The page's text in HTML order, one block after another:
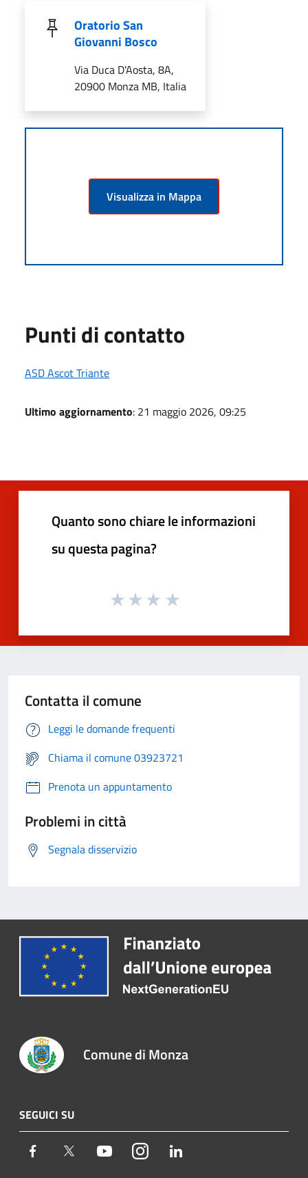
Oratorio San
Giovanni Bosco
Via Duca D'Aosta, 8A,
20900 Monza MB, Italia
Visualizza in Mappa
Punti di contatto
ASD Ascot Triante
Ultimo aggiornamento: 21 maggio 2026, 09:25
Quanto sono chiare le informazioni
su questa pagina?
Contatta il comune
Leggi le domande frequenti
Chiama il comune 03923721
Prenota un appuntamento
Problemi in città
Segnala disservizio
Comune di Monza
SEGUICI SU
Facebook Twitter YoutubeInstagram